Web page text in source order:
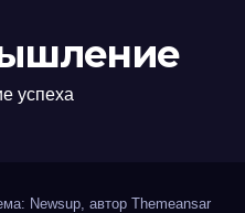
успеха
Newsup, автор Themeansar